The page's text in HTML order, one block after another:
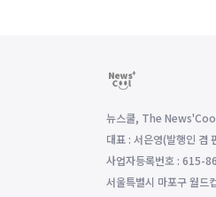
뉴스쿨, The
대표 : 서은영(발행인 겸
사업자등록번호 : 615-
서울특별시 마포구 월드